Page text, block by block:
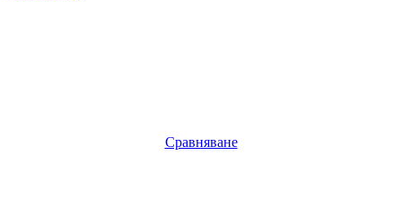
Сравняване